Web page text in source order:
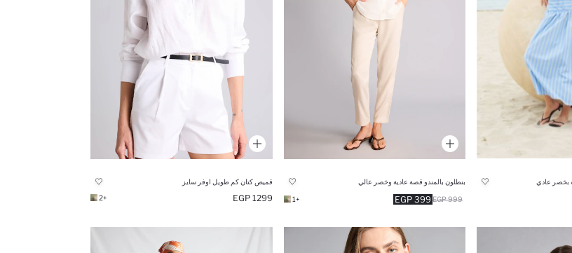
بنطلون بالمندو قصة عادية وخصر عالي
399 EGP 999 EGP
+1
قميص كتان كم طويل اوفر سايز
1299 EGP
+2